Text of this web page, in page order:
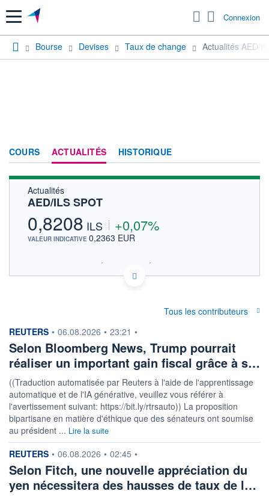
Menu Connexion
Bourse Devises Taux de change Actualités AED/
COURS ACTUALITÉS HISTORIQUE
Actualités
AED/ILS SPOT
0,8208 ILS +0,07%
VALEUR INDICATIVE 0,2363 EUR
SIX - FOREX 2 DONNÉES TEMPS RÉEL
Politique d'exécution
01h33
0,819
0,820
OUVERTURE
0,8204
CLÔTURE VEILLE
0,8202
+ HAUT
0,8225
+ BAS
COTATION SPÉCIFIQUE
1,2183 -0,07%
Tous les contributeurs
information fournie par
REUTERS • 06.08.2026 • 23:21 •
Selon Bloomberg News, Trump pourrait
réaliser un important gain fiscal grâce à s…
((Traduction automatisée par Reuters à l'aide de l'apprentissage
automatique et de l'IA générative, veuillez vous référer à
l'avertissement suivant: https://bit.ly/rtrsauto)) La proposition
bipartisane en matière d'éthique que des sénateurs ont soumise
au président ... Lire la suite
information fournie par
REUTERS • 06.08.2026 • 02:45 •
Selon Fitch, une nouvelle appréciation du
yen nécessitera des hausses de taux de l…